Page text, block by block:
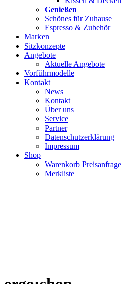
Genießen
Schönes für Zuhause
Espresso & Zubehör
Marken
Sitzkonzepte
Angebote
Aktuelle Angebote
Vorführmodelle
Kontakt
News
Kontakt
Über uns
Service
Partner
Datenschutzerklärung
Impressum
Shop
Warenkorb Preisanfrage
Merkliste